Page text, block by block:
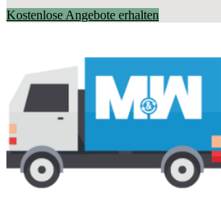
Kostenlose Angebote erhalten